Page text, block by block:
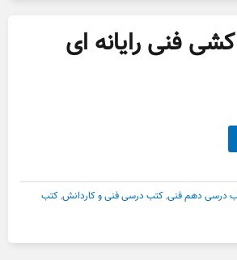
فنی رایانه ای
درسی دهم فنی,کتب درسی فنی و کاردانش,کتب